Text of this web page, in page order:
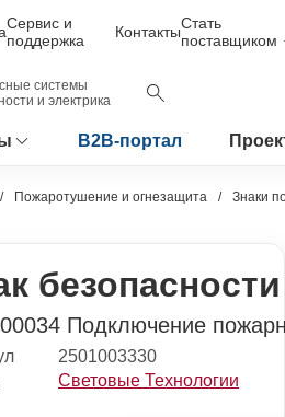
Сервис и
поддержка
КонтактыСтать
поставщиком
системы
и электрика
B2B-портал
Пожаротушение и огнезащита Знаки
Подключение
2501003330
Световые Технологии